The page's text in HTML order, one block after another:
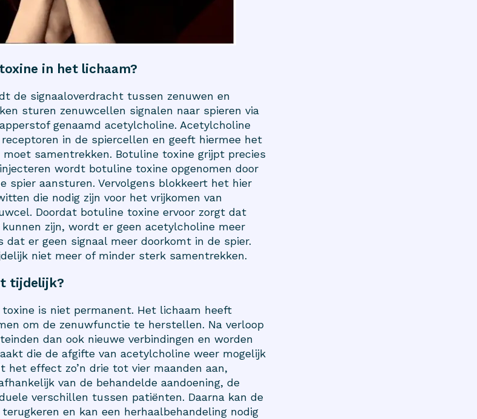
in het lichaam?
de signaaloverdracht tussen zenuwen en
sturen zenuwcellen signalen naar spieren via
genaamd acetylcholine. Acetylcholine
in de spiercellen en geeft hiermee het
samentrekken. Botuline toxine grijpt precies
wordt botuline toxine opgenomen door
spier aansturen. Vervolgens blokkeert het hier
die nodig zijn voor het vrijkomen van
Doordat botuline toxine ervoor zorgt dat
zijn, wordt er geen acetylcholine meer
dat er geen signaal meer doorkomt in de spier.
niet meer of minder sterk samentrekken.
tijdelijk?
is niet permanent. Het lichaam heeft
om de zenuwfunctie te herstellen. Na verloop
dan ook nieuwe verbindingen en worden
die de afgifte van acetylcholine weer mogelijk
het effect zo’n drie tot vier maanden aan,
van de behandelde aandoening, de
verschillen tussen patiënten. Daarna kan de
en kan een herhaalbehandeling nodig